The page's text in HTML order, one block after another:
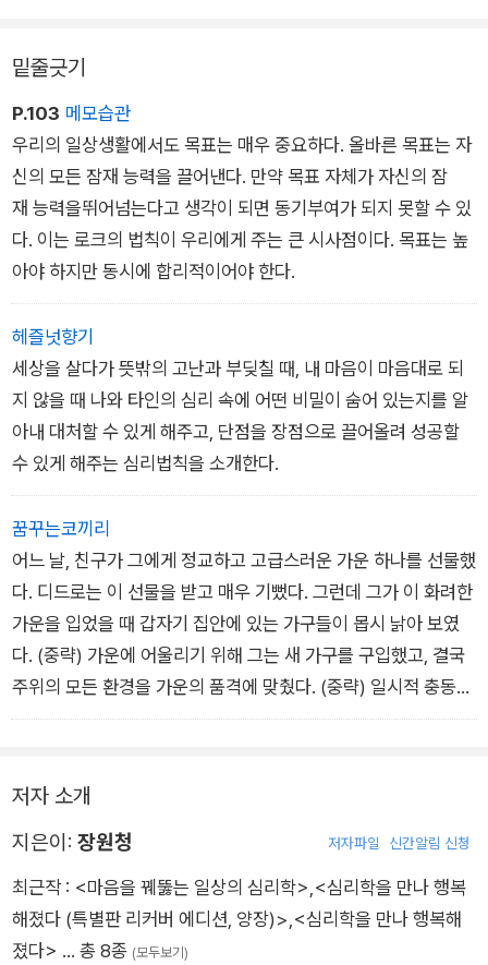
밑줄긋기
P.103 메모습관
우리의 일상생활에서도 목표는 매우 중요하다. 올바른 목표는 자
신의 모든 잠재 능력을 끌어낸다. 만약 목표 자체가 자신의 잠
재 능력을뛰어넘는다고 생각이 되면 동기부여가 되지 못할 수 있
다. 이는 로크의 법칙이 우리에게 주는 큰 시사점이다. 목표는 높
아야 하지만 동시에 합리적이어야 한다.
헤즐넛향기
세상을 살다가 뜻밖의 고난과 부딪칠 때, 내 마음이 마음대로 되
지 않을 때 나와 타인의 심리 속에 어떤 비밀이 숨어 있는지를 알
아내 대처할 수 있게 해주고, 단점을 장점으로 끌어올려 성공할
수 있게 해주는 심리법칙을 소개한다.
꿈꾸는코끼리
어느 날, 친구가 그에게 정교하고 고급스러운 가운 하나를 선물했
다. 디드로는 이 선물을 받고 매우 기뻤다. 그런데 그가 이 화려한
가운을 입었을 때 갑자기 집안에 있는 가구들이 몹시 낡아 보였
다. (중략) 가운에 어울리기 위해 그는 새 가구를 구입했고, 결국
주위의 모든 환경을 가운의 품격에 맞췄다. (중략) 일시적 충동이
지나간 후 그는 ‘내가 가운에게 지배당했구나.‘라는 사실을 깨달
저자 소개
지은이: 장원청 저자파일 신간알림 신청
최근작 : <마음을 꿰뚫는 일상의 심리학> <심리학을 만나 행복
해졌다 (특별판 리커버 에디션, 양장)> <심리학을 만나 행복해
졌다> … 총 8종 (모두보기)